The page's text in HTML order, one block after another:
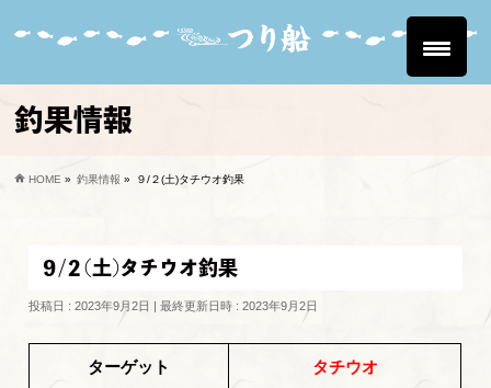
釣果情報
HOME » 釣果情報 » ９/２(土)タチウオ釣果
９/２(土)タチウオ釣果
投稿日 : 2023年9月2日 最終更新日時 : 2023年9月2日
ターゲット タチウオ